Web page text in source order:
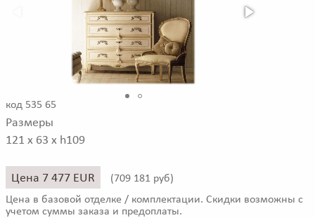
код 535 65
Размеры
121 x 63 x h109
Цена 7 477 EUR (709 181 руб)
Цена в базовой отделке / комплектации. Скидки возможны с
учетом суммы заказа и предоплаты.